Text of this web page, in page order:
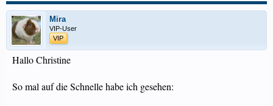
Mira
VIP-User
VIP
Hallo Christine
So mal auf die Schnelle habe ich gesehen: